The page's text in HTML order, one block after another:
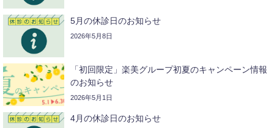
5月の休診日のお知らせ
2026年5月8日
「初回限定」楽美グループ初夏のキャンペーン情報
のお知らせ
2026年5月1日
4月の休診日のお知らせ